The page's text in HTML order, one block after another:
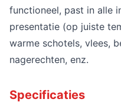
functioneel, past in alle
presentatie (op juiste
warme schotels, vlees,
nagerechten, enz.
Specificaties